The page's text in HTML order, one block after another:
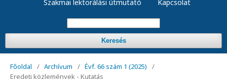
Szakmai lektorálási útmutató Kapcsolat
Keresés
Főoldal / Archívum / Évf. 66 szám 1 (2025)
/
Eredeti közlemények - Kutatás